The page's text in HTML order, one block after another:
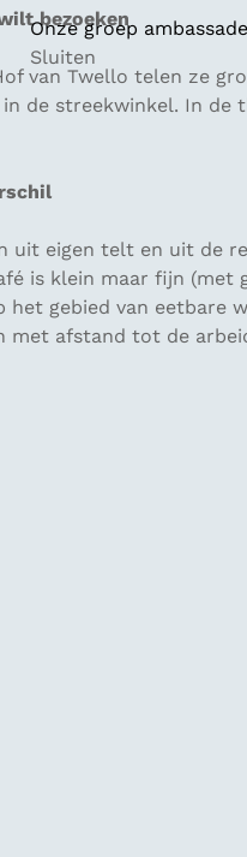
Onze groep
Sluiten
bezoeken
van Twello telen ze
de streekwinkel. In de
uit eigen telt en uit de
is klein maar fijn (met
het gebied van eetbare
met afstand tot de